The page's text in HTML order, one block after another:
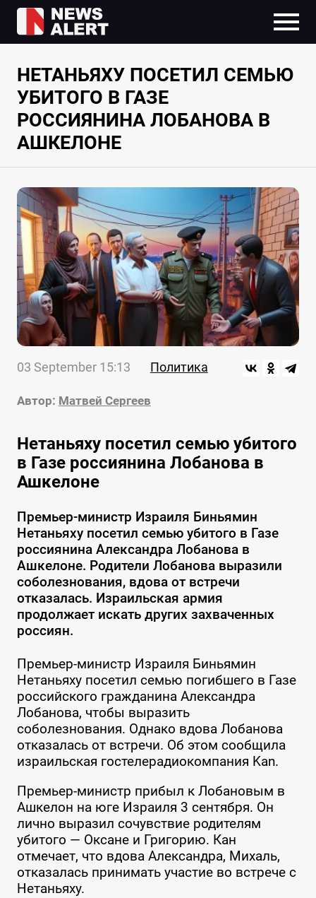
НЕТАНЬЯХУ ПОСЕТИЛ СЕМЬЮ
УБИТОГО В ГАЗЕ
РОССИЯНИНА ЛОБАНОВА В
АШКЕЛОНЕ
03 September 15:13 Политика
Автор: Матвей Сергеев
Нетаньяху посетил семью убитого
в Газе россиянина Лобанова в
Ашкелоне
Премьер-министр Израиля Биньямин
Нетаньяху посетил семью убитого в Газе
россиянина Александра Лобанова в
Ашкелоне. Родители Лобанова выразили
соболезнования, вдова от встречи
отказалась. Израильская армия
продолжает искать других захваченных
россиян.
Премьер-министр Израиля Биньямин
Нетаньяху посетил семью погибшего в Газе
российского гражданина Александра
Лобанова, чтобы выразить
соболезнования. Однако вдова Лобанова
отказалась от встречи. Об этом сообщила
израильская гостелерадиокомпания Kan.
Премьер-министр прибыл к Лобановым в
Ашкелон на юге Израиля 3 сентября. Он
лично выразил сочувствие родителям
убитого — Оксане и Григорию. Кан
отмечает, что вдова Александра, Михаль,
отказалась принимать участие во встрече с
Нетаньяху.